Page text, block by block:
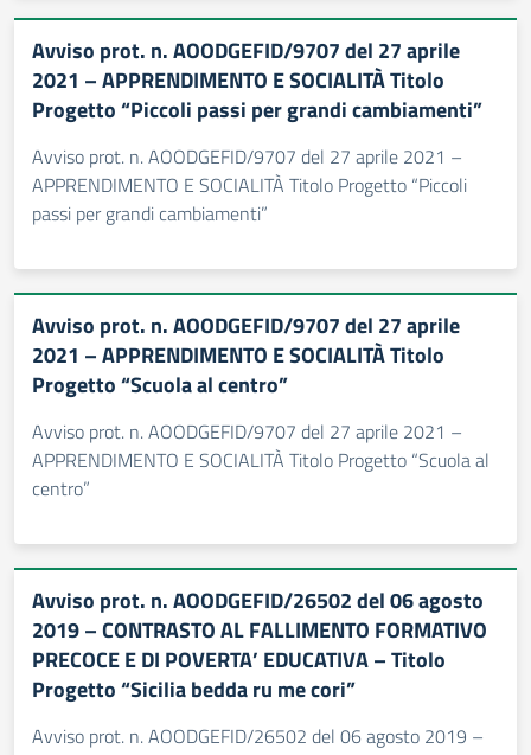
Avviso prot. n. AOODGEFID/9707 del 27 aprile
2021 – APPRENDIMENTO E SOCIALITÀ Titolo
Progetto “Piccoli passi per grandi cambiamenti”
Avviso prot. n. AOODGEFID/9707 del 27 aprile 2021 –
APPRENDIMENTO E SOCIALITÀ Titolo Progetto “Piccoli
passi per grandi cambiamenti”
Avviso prot. n. AOODGEFID/9707 del 27 aprile
2021 – APPRENDIMENTO E SOCIALITÀ Titolo
Progetto “Scuola al centro”
Avviso prot. n. AOODGEFID/9707 del 27 aprile 2021 –
APPRENDIMENTO E SOCIALITÀ Titolo Progetto “Scuola al
centro”
Avviso prot. n. AOODGEFID/26502 del 06 agosto
2019 – CONTRASTO AL FALLIMENTO FORMATIVO
PRECOCE E DI POVERTA’ EDUCATIVA – Titolo
Progetto “Sicilia bedda ru me cori”
Avviso prot. n. AOODGEFID/26502 del 06 agosto 2019 –